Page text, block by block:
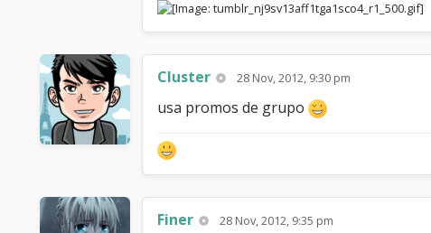
Cluster 28 Nov, 2012, 9:30 pm
usa promos de grupo
Finer 28 Nov, 2012, 9:35 pm